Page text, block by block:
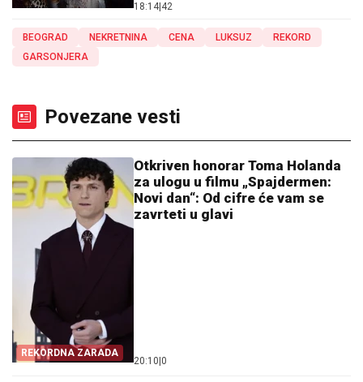
18:14 42
BEOGRAD NEKRETNINA CENA LUKSUZ
REKORD
GARSONJERA
Povezane vesti
REKORDNA ZARADA
Otkriven honorar Toma Holanda
za ulogu u filmu „Spajdermen:
Novi dan“: Od cifre će vam se
zavrteti u glavi
20:10 0